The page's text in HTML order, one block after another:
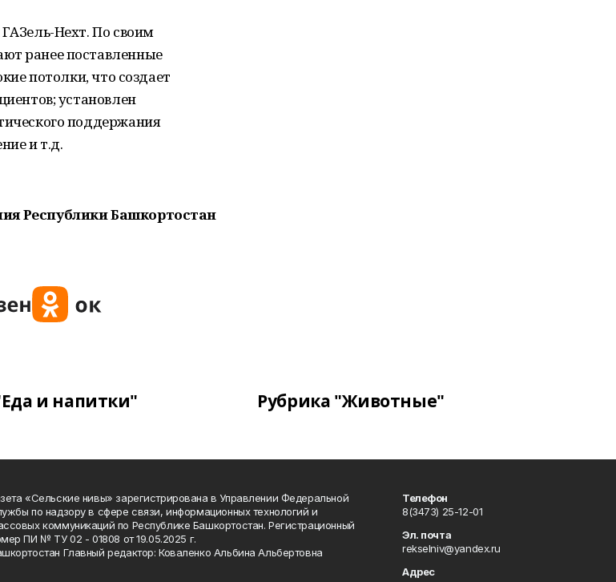
Нехт. По своим
ранее поставленные
потолки, что создает
установлен
поддержания
и т.д.
Республики Башкортостан
и напитки" Рубрика "Животные"
«Сельские нивы» зарегистрирована в Управлении Федеральной
по надзору в сфере связи, информационных технологий и
коммуникаций по Республике Башкортостан. Регистрационный
ПИ № ТУ 02 - 01808 от 19.05.2025 г.
Главный редактор: Коваленко Альбина Альбертовна
Телефон
8(3473) 25-12-01
Эл. почта
rekselniv@yandex.ru
Адрес